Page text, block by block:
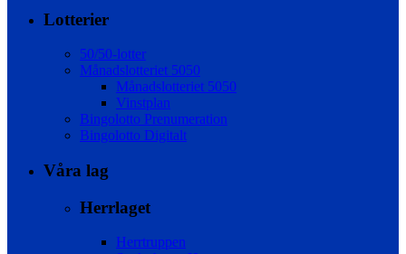
Lotterier
50/50-lotter
Månadslotteriet 5050
Månadslotteriet 5050
Vinstplan
Bingolotto Prenumeration
Bingolotto Digitalt
Våra lag
Herrlaget
Herrtruppen